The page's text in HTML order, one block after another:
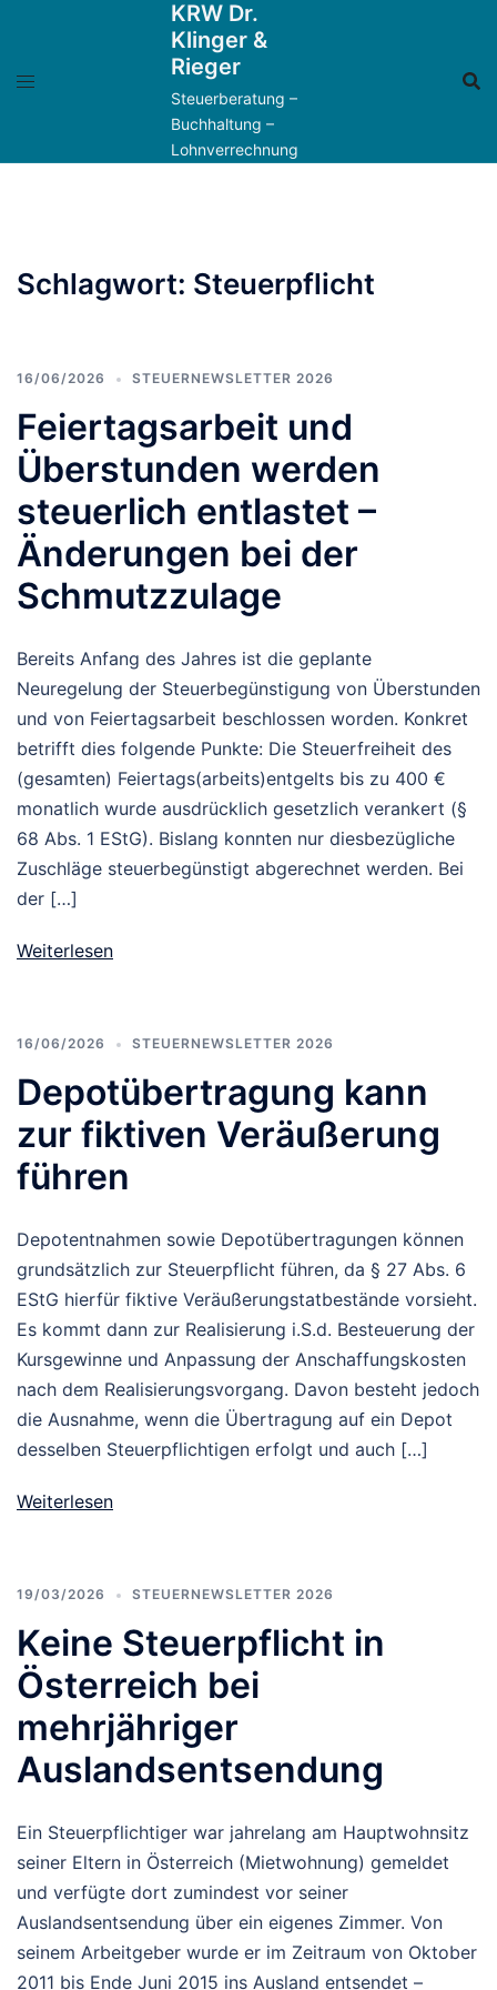
KRW Dr.
Klinger &
Rieger
Steuerberatung –
Buchhaltung –
Lohnverrechnung
Schlagwort: Steuerpflicht
16/06/2026 STEUERNEWSLETTER 2026
Feiertagsarbeit und
Überstunden werden
steuerlich entlastet –
Änderungen bei der
Schmutzzulage
Bereits Anfang des Jahres ist die geplante
Neuregelung der Steuerbegünstigung von Überstunden
und von Feiertagsarbeit beschlossen worden. Konkret
betrifft dies folgende Punkte: Die Steuerfreiheit des
(gesamten) Feiertags(arbeits)entgelts bis zu 400 €
monatlich wurde ausdrücklich gesetzlich verankert (§
68 Abs. 1 EStG). Bislang konnten nur diesbezügliche
Zuschläge steuerbegünstigt abgerechnet werden. Bei
der […]
Weiterlesen
16/06/2026 STEUERNEWSLETTER 2026
Depotübertragung kann
zur fiktiven Veräußerung
führen
Depotentnahmen sowie Depotübertragungen können
grundsätzlich zur Steuerpflicht führen, da § 27 Abs. 6
EStG hierfür fiktive Veräußerungstatbestände vorsieht.
Es kommt dann zur Realisierung i.S.d. Besteuerung der
Kursgewinne und Anpassung der Anschaffungskosten
nach dem Realisierungsvorgang. Davon besteht jedoch
die Ausnahme, wenn die Übertragung auf ein Depot
desselben Steuerpflichtigen erfolgt und auch […]
Weiterlesen
19/03/2026 STEUERNEWSLETTER 2026
Keine Steuerpflicht in
Österreich bei
mehrjähriger
Auslandsentsendung
Ein Steuerpflichtiger war jahrelang am Hauptwohnsitz
seiner Eltern in Österreich (Mietwohnung) gemeldet
und verfügte dort zumindest vor seiner
Auslandsentsendung über ein eigenes Zimmer. Von
seinem Arbeitgeber wurde er im Zeitraum von Oktober
2011 bis Ende Juni 2015 ins Ausland entsendet –